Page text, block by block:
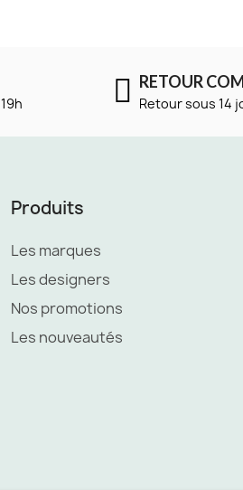
RETOUR
Retour sous 14
Produits
Les marques
Les designers
Nos promotions
Les nouveautés